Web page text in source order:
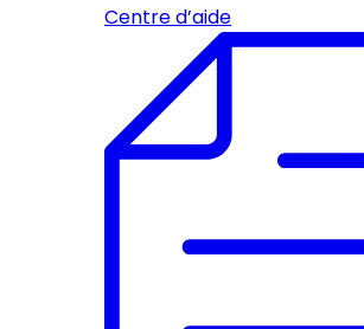
Centre d’aide